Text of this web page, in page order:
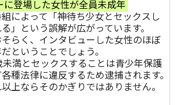
に登場した女性が全員未成年
によって「神待ち少女とセックスし
」という誤解が広がっています。
らく、インタビューした女性のほぼ
ということでしょう。
満とセックスすることは青少年保護
種法律に違反するため逮捕されます。
上ならそのかぎりではありません。